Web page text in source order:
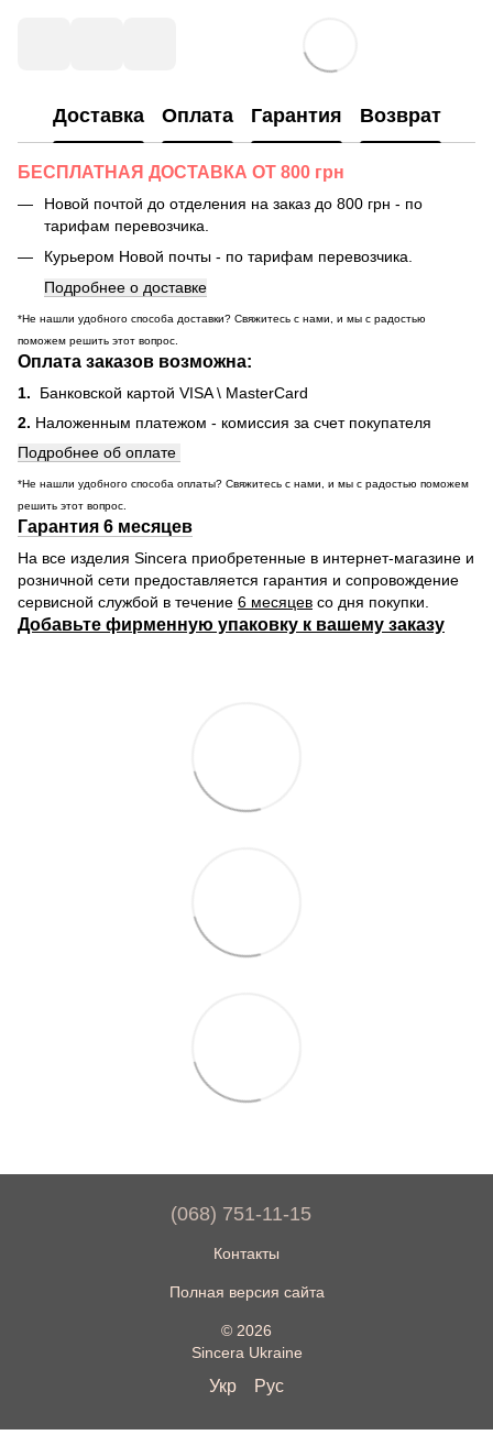
Доставка Оплата Гарантия Возврат
БЕСПЛАТНАЯ ДОСТАВКА ОТ 800 грн
Новой почтой до отделения на заказ до 800 грн - по
тарифам перевозчика.
Курьером Новой почты - по тарифам перевозчика.
Подробнее о доставке
*Не нашли удобного способа доставки? Свяжитесь с нами, и мы с радостью
поможем решить этот вопрос.
Оплата заказов возможна:
1. Банковской картой VISA \ MasterCard
2. Наложенным платежом - комиссия за счет покупателя
Подробнее об оплате
*Не нашли удобного способа оплаты? Свяжитесь с нами, и мы с радостью поможем
решить этот вопрос.
Гарантия 6 месяцев
На все изделия Sincera приобретенные в интернет-магазине и
розничной сети предоставляется гарантия и сопровождение
сервисной службой в течение 6 месяцев со дня покупки.
Добавьте фирменную упаковку к вашему заказу
(068) 751-11-15
Контакты
Полная версия сайта
© 2026
Sincera Ukraine
Укр Рус